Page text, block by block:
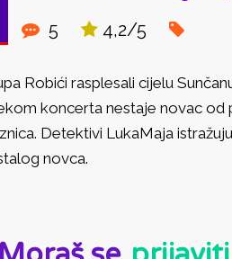
5 4,2/5
Robići rasplesali cijelu
koncerta nestaje novac od
Detektivi LukaMaja
novca.